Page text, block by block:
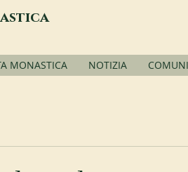
MONASTICA NOTIZIA